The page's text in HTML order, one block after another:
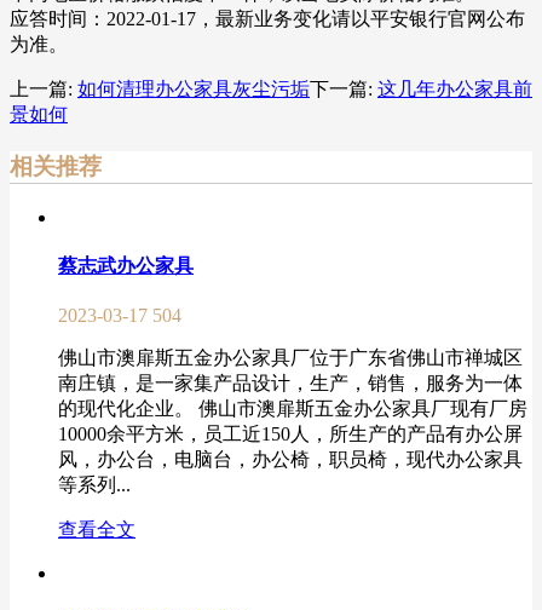
应答时间：2022-01-17，最新业务变化请以平安银行官网公布
为准。
上一篇: 如何清理办公家具灰尘污垢下一篇: 这几年办公家具前
景如何
相关推荐
蔡志武办公家具
2023-03-17 504
佛山市澳扉斯五金办公家具厂位于广东省佛山市禅城区
南庄镇，是一家集产品设计，生产，销售，服务为一体
的现代化企业。 佛山市澳扉斯五金办公家具厂现有厂房
10000余平方米，员工近150人，所生产的产品有办公屏
风，办公台，电脑台，办公椅，职员椅，现代办公家具
等系列...
查看全文